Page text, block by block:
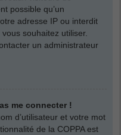
possible qu’un
adresse IP ou interdit
souhaitez utiliser.
un administrateur
me connecter !
d’utilisateur et votre mot
de la COPPA est